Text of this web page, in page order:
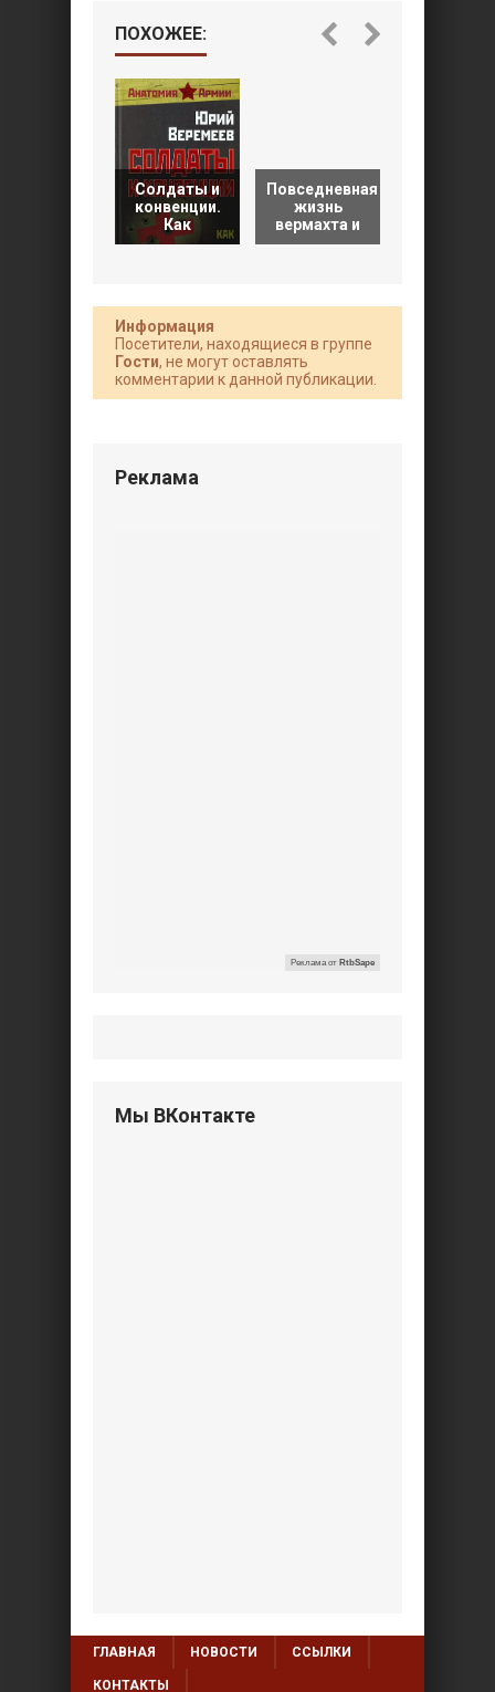
ПОХОЖЕЕ:
Солдаты и
конвенции.
Как
Повседневная
жизнь
вермахта и
Информация
Посетители, находящиеся в группе
Гости, не могут оставлять
комментарии к данной публикации.
Реклама
Реклама от RtbSape
Мы ВКонтакте
ГЛАВНАЯ НОВОСТИ ССЫЛКИ
КОНТАКТЫ